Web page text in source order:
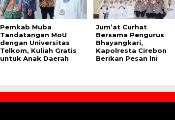
Pemkab Muba
Tandatangan MoU
dengan Universitas
Telkom, Kuliah Gratis
untuk Anak Daerah
Jum’at Curhat
Bersama Pengurus
Bhayangkari,
Kapolresta Cirebon
Berikan Pesan Ini